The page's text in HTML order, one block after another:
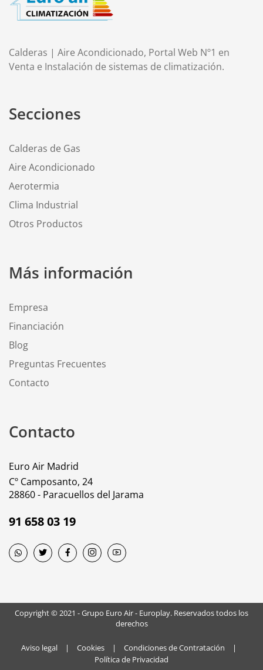
Calderas | Aire Acondicionado, Portal Web Nº1 en
Venta e Instalación de sistemas de climatización.
Secciones
Calderas de Gas
Aire Acondicionado
Aerotermia
Clima Industrial
Otros Productos
Más información
Empresa
Financiación
Blog
Preguntas Frecuentes
Contacto
Contacto
Euro Air Madrid
Cº Camposanto, 24
28860 - Paracuellos del Jarama
91 658 03 19
Copyright © 2021 - Grupo Euro Air - Europlay. Reservados todos los
derechos
Aviso legal | Cookies | Condiciones de Contratación
|
Política de Privacidad